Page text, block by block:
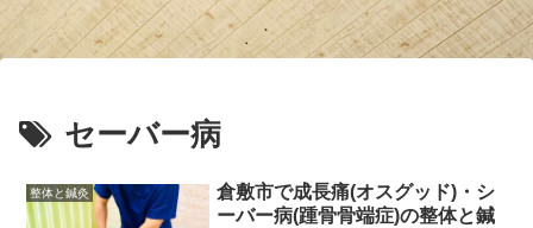
セーバー病
整体と鍼灸
倉敷市で成長痛(オスグッド)・シ
ーバー病(踵骨骨端症)の整体と鍼